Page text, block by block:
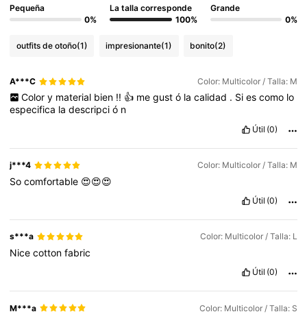
Pequeña
0%
La talla corresponde
100%
Grande
0%
outfits de otoño(1) impresionante(1) bonito(2)
A***C Color: Multicolor / Talla: M
Color y material bien !! 👍 me gust ó la calidad . Si es como lo
especifica ladescripció n
Útil (0)
j***4 Color: Multicolor / Talla: M
Socomfortable 😍😍😍
Útil (0)
s***a Color: Multicolor / Talla: L
Nicecottonfabric
Útil (0)
M***a Color: Multicolor / Talla: S